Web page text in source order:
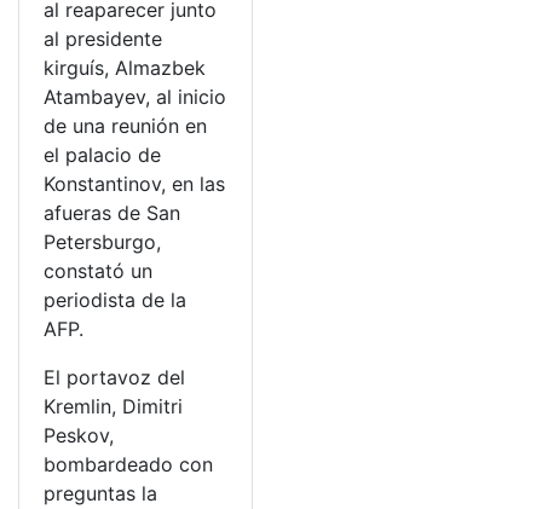
al reaparecer junto
al presidente
kirguís, Almazbek
Atambayev, al inicio
de una reunión en
el palacio de
Konstantinov, en las
afueras de San
Petersburgo,
constató un
periodista de la
AFP.
El portavoz del
Kremlin, Dimitri
Peskov,
bombardeado con
preguntas la